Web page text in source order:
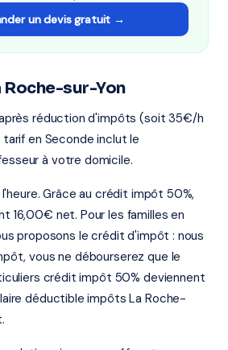
un devis gratuit →
Roche-sur-Yon
réduction d'impôts (soit 35€/h
en Seconde inclut le
à votre domicile.
Grâce au crédit impôt 50%,
16,00€ net. Pour les familles en
proposons le crédit d'impôt : nous
vous ne débourserez que le
crédit impôt 50% deviennent
déductible impôts La Roche-